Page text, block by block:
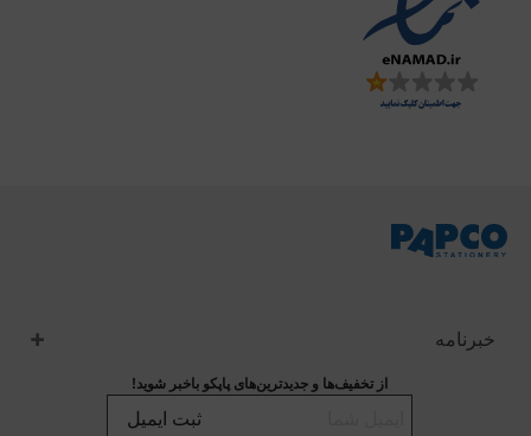
خبرنامه
از تخفیف‌ها و جدیدترین‌های پاپکو باخبر شوید!
ثبت ایمیل